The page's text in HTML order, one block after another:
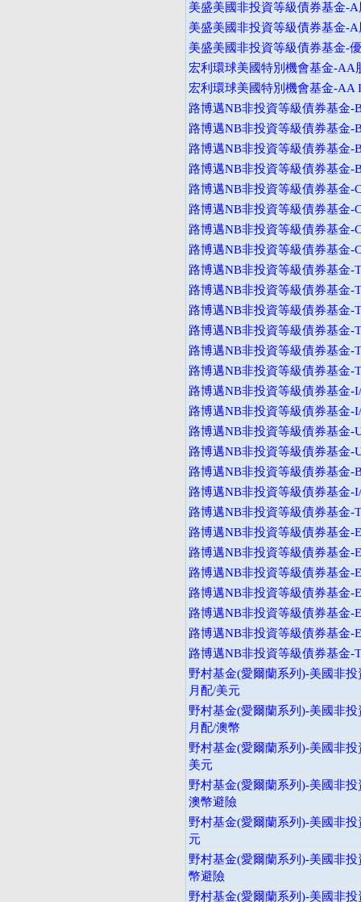
美盛美國非投資等級債券基金-
美盛美國非投資等級債券基金-
美盛美國非投資等級債券基金-
宏利環球美國特別機會基金-AA
宏利環球美國特別機會基金-AA
路博邁NB非投資等級債券基金-
路博邁NB非投資等級債券基金-
路博邁NB非投資等級債券基金-
路博邁NB非投資等級債券基金-
路博邁NB非投資等級債券基金-
路博邁NB非投資等級債券基金-
路博邁NB非投資等級債券基金-
路博邁NB非投資等級債券基金-
路博邁NB非投資等級債券基金-
路博邁NB非投資等級債券基金-
路博邁NB非投資等級債券基金-
路博邁NB非投資等級債券基金-
路博邁NB非投資等級債券基金-
路博邁NB非投資等級債券基金-
路博邁NB非投資等級債券基金-
路博邁NB非投資等級債券基金-
路博邁NB非投資等級債券基金-
路博邁NB非投資等級債券基金-
路博邁NB非投資等級債券基金-
路博邁NB非投資等級債券基金-
路博邁NB非投資等級債券基金-
路博邁NB非投資等級債券基金-
路博邁NB非投資等級債券基金-
路博邁NB非投資等級債券基金-
路博邁NB非投資等級債券基金-
路博邁NB非投資等級債券基金-
路博邁NB非投資等級債券基金-
路博邁NB非投資等級債券基金-
野村基金(愛爾蘭系列)-美國非
月配/美元
野村基金(愛爾蘭系列)-美國非
月配/澳幣
野村基金(愛爾蘭系列)-美國非
美元
野村基金(愛爾蘭系列)-美國非
澳幣避險
野村基金(愛爾蘭系列)-美國非
元
野村基金(愛爾蘭系列)-美國非
幣避險
野村基金(愛爾蘭系列)-美國非